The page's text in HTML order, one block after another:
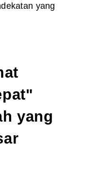
yang
yang